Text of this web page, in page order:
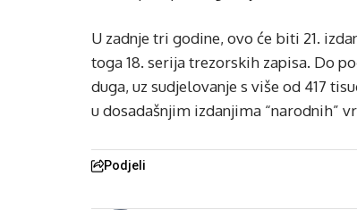
U zadnje tri godine, ovo će biti 21.
toga 18. serija trezorskih zapisa. Do
duga, uz sudjelovanje s više od 417
u dosadašnjim izdanjima “narodnih”
Podjeli